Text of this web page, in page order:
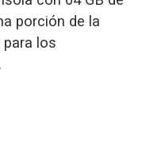
porción de la
los